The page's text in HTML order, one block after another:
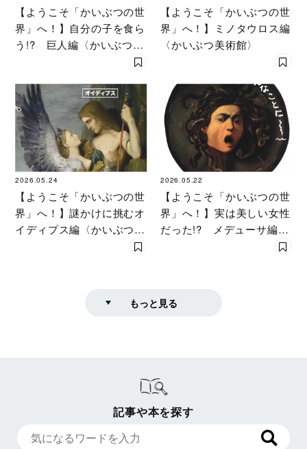
【ようこそ「かいぶつの世
界」へ！】自分の子を食ら
う!? 巨人編〈かいぶつ美
【ようこそ「かいぶつの世
界」へ！】ミノタウロス編
〈かいぶつ美術館〉
2026.05.24
【ようこそ「かいぶつの世
界」へ！】謎かけに挑むオ
イディプス編〈かいぶつ美
2026.05.22
【ようこそ「かいぶつの世
界」へ！】実は美しい女性
だった!? メデューサ編
もっと見る
記事や本を探す